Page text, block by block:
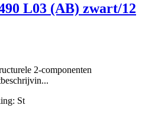
L03 (AB) zwart/12
2-componenten
St